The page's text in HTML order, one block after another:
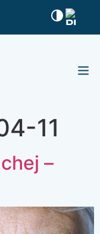
11
–